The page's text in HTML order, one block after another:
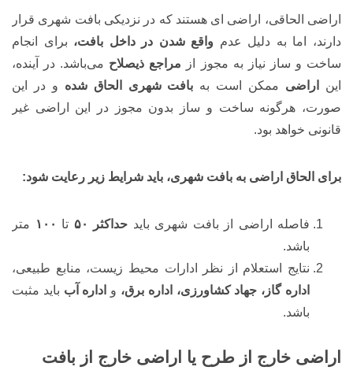
اراضی الحاقی، اراضی ای هستند که در نزدیکی بافت شهری قرار
دارند، اما به دلیل عدم واقع شدن در داخل بافت، برای انجام
ساخت و ساز نیاز به مجوز از مراجع ذیصلاح می‌باشد. در آینده،
این
اراضی ممکن است به بافت شهری الحاق شده و در این
صورت، هرگونه ساخت و ساز بدون مجوز در این اراضی غیر
قانونی خواهد بود.
برای الحاق اراضی به بافت شهری، باید شرایط زیر رعایت شود:
فاصله اراضی از بافت شهری باید حداکثر ۵۰ تا ۱۰۰ متر
باشد.
نتایج استعلام از نظر ادارات محیط زیست، منابع طبیعی،
اداره گاز، جهاد کشاورزی، اداره برق، و اداره آب باید مثبت
باشد.
اراضی خارج از طرح یا اراضی خارج از بافت